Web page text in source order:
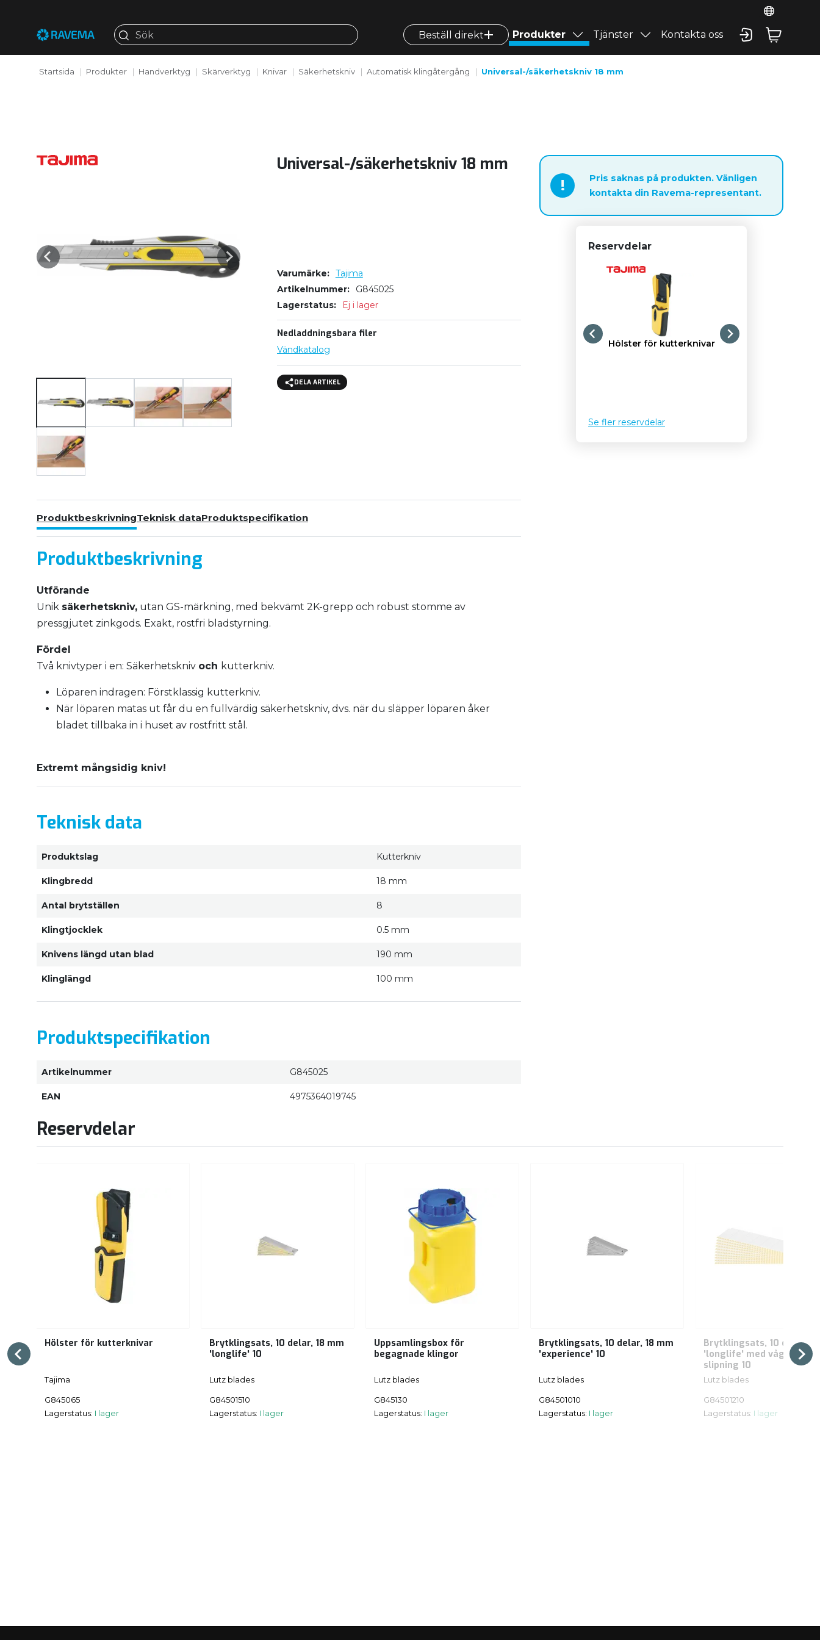
Beställ direkt Produkter Tjänster Kontakta oss
Startsida Produkter Handverktyg Skärverktyg Knivar Säkerhetskniv Automatisk klingåtergång Universal-/säkerhetskniv 18 mm
Universal-/säkerhetskniv 18 mm
!
Pris saknas på produkten. Vänligen
kontakta din Ravema-representant.
Reservdelar
Hölster för kutterknivar
Se fler reservdelar
Varumärke
Tajima
Artikelnummer
G845025
Lagerstatus
Ej i lager
Nedladdningsbara filer
Vändkatalog
DELA ARTIKEL
ProduktbeskrivningTeknisk dataProduktspecifikation
Produktbeskrivning
Utförande
Unik säkerhetskniv, utan GS-märkning, med bekvämt 2K-grepp och robust stomme av
pressgjutet zinkgods. Exakt, rostfri bladstyrning.
Fördel
Två knivtyper i en: Säkerhetskniv och kutterkniv.
Löparen indragen: Förstklassig kutterkniv.
När löparen matas ut får du en fullvärdig säkerhetskniv, dvs. när du släpper löparen åker
bladet tillbaka in i huset av rostfritt stål.
Extremt mångsidig kniv!
Teknisk data
Produktslag Kutterkniv
Klingbredd 18 mm
Antal brytställen 8
Klingtjocklek 0.5 mm
Knivens längd utan blad 190 mm
Klinglängd 100 mm
Produktspecifikation
Artikelnummer G845025
EAN 4975364019745
Reservdelar
Hölster för kutterknivar
Tajima
G845065
Lagerstatus: I lager
Brytklingsats, 10 delar, 18 mm
'longlife' 10
Lutz blades
G84501510
Lagerstatus: I lager
Uppsamlingsbox för
begagnade klingor
Lutz blades
G845130
Lagerstatus: I lager
Brytklingsats, 10 delar, 18 mm
'experience' 10
Lutz blades
G84501010
Lagerstatus: I lager
Brytklingsats, 10 delar,
'longlife' med vågformad
slipning 10
Lutz blades
G84501210
Lagerstatus: I lager